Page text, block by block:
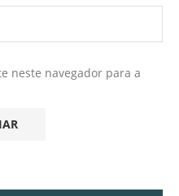
neste navegador para a